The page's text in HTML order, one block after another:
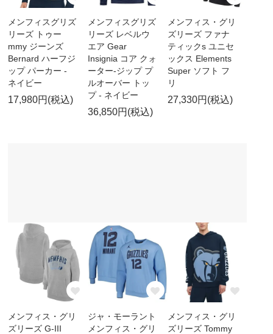
メンフィスグリズ
リーズ トゥー
mmy ジーンズ
Bernard ハーフジ
ップ パーカー -
ネイビー
17,980円(税込)
メンフィスグリズ
リーズ レベルウ
エア Gear
Insignia コア クォ
ーター-ジップ プ
ルオーバー トッ
プ - ネイビー
36,850円(税込)
メンフィス・グリ
ズリーズ ファナ
ティックs ユニセ
ックス Elements
Super ソフト フ
リ
27,330円(税込)
メンフィス・グリ
ズリーズ G-III
ジャ・モーラント
メンフィス・グリ
メンフィス・グリ
ズリーズ Tommy